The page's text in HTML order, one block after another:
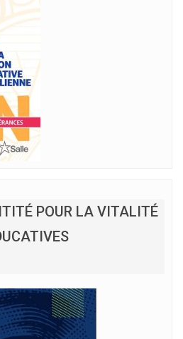
POUR LA VITALITÉ